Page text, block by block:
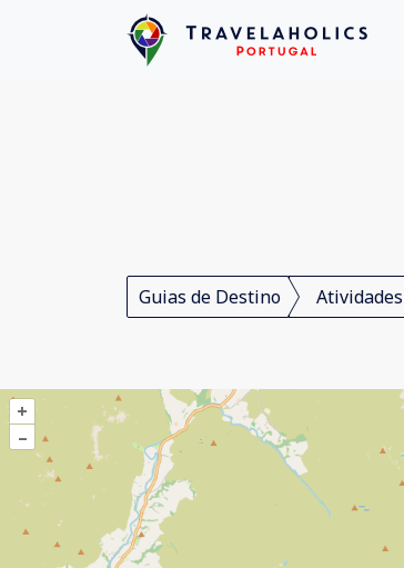
Guias de Destino Atividades
+
–